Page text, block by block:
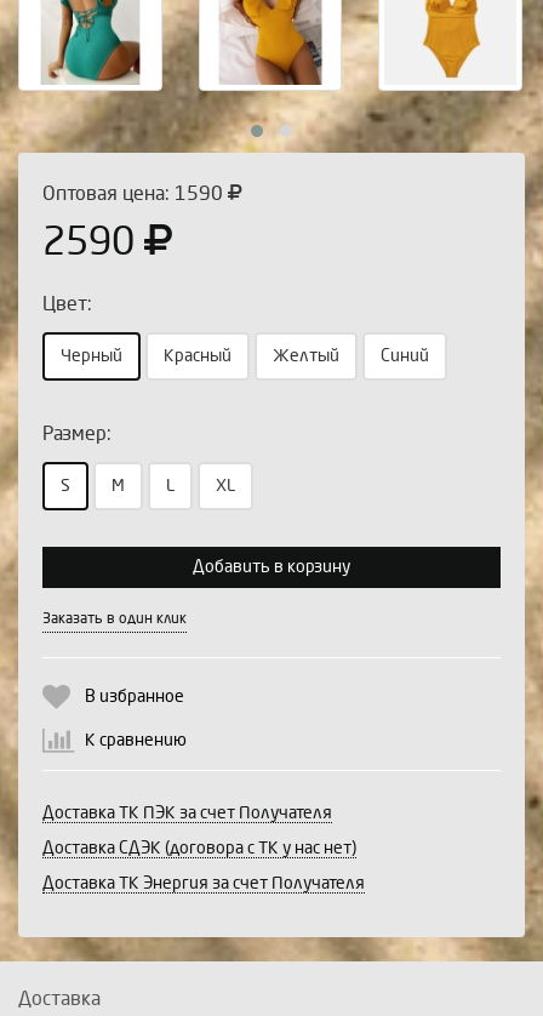
Оптовая цена: 1590
2590
Цвет:
Черный Красный Желтый Синий
Размер:
S M L XL
Выберите количество:
Продолжить Отмена
Добавить в корзину
Заказать в один клик
В избранное
К сравнению
Доставка ТК ПЭК за счет Получателя
Доставка СДЭК (договора с ТК у нас нет)
Доставка ТК Энергия за счет Получателя
Доставка